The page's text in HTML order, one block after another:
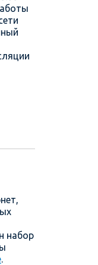
набор
.